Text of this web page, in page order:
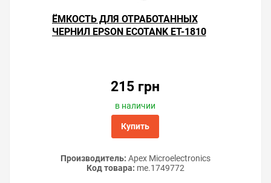
ЁМКОСТЬ ДЛЯ ОТРАБОТАННЫХ
ЧЕРНИЛ EPSON ECOTANK ET-1810
215 грн
в наличии
Купить
Производитель: Apex Microelectronics
Код товара: me.1749772